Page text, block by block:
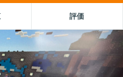
評価